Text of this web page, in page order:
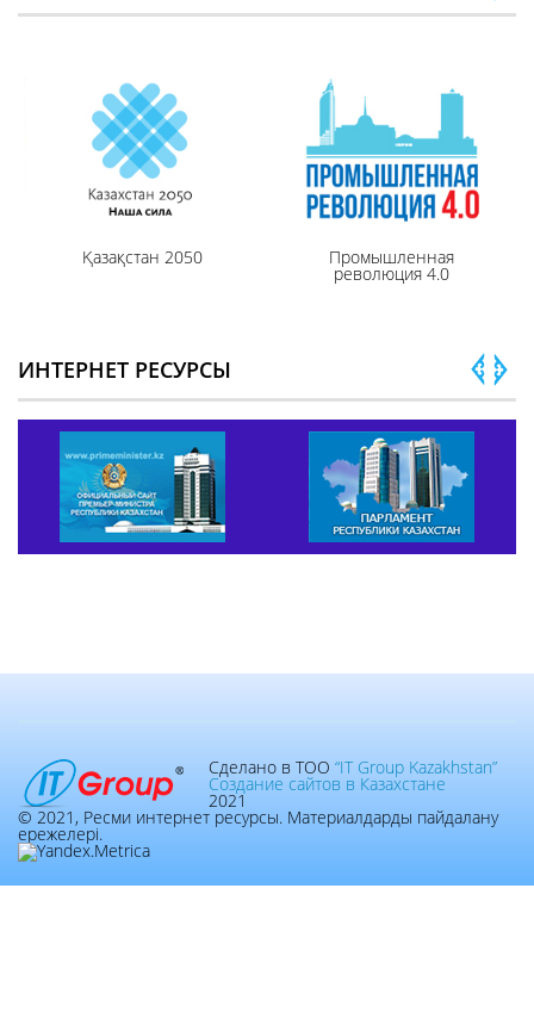
Қазақстан 2050 Промышленная
революция 4.0
ИНТЕРНЕТ РЕСУРСЫ
Сделано в ТОО “IT Group Kazakhstan”
Создание сайтов в Казахстане
2021
© 2021, Ресми интернет ресурсы. Материалдарды пайдалану
ережелері.